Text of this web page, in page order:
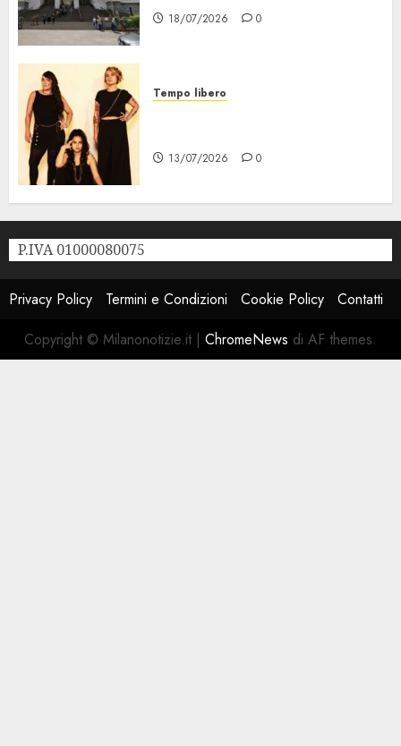
18/07/2026 0
Tempo libero
13/07/2026 0
P.IVA 01000080075
Privacy Policy Termini e Condizioni Cookie Policy
Contatti
Copyright © Milanonotizie.it | ChromeNews di AF themes.